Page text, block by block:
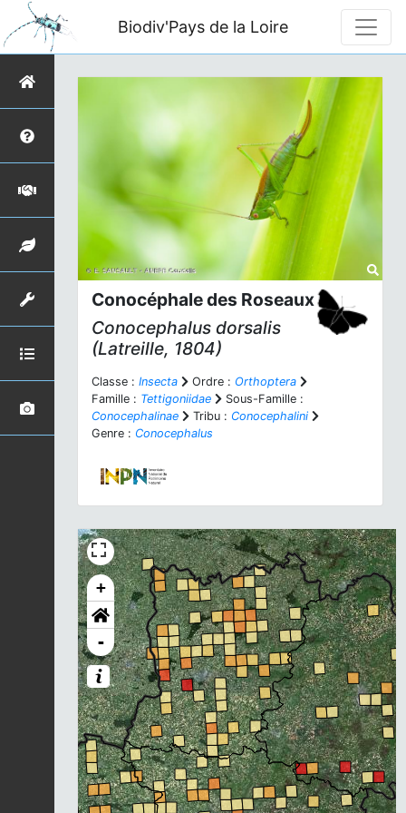
Biodiv'Pays de la Loire
Conocéphale des Roseaux
Conocephalus dorsalis
(Latreille, 1804)
Classe : Insecta Ordre : Orthoptera
Famille : Tettigoniidae
Sous-Famille :
Conocephalinae
Tribu : Conocephalini
Genre : Conocephalus
+
-